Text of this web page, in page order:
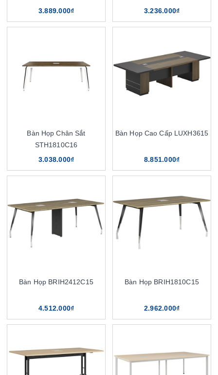
3.889.000₫
3.236.000₫
Bàn Họp Chân Sắt
STH1810C16
3.038.000₫
Bàn Họp Cao Cấp LUXH3615
8.851.000₫
Bàn Họp BRIH2412C15
4.512.000₫
Bàn Họp BRIH1810C15
2.962.000₫